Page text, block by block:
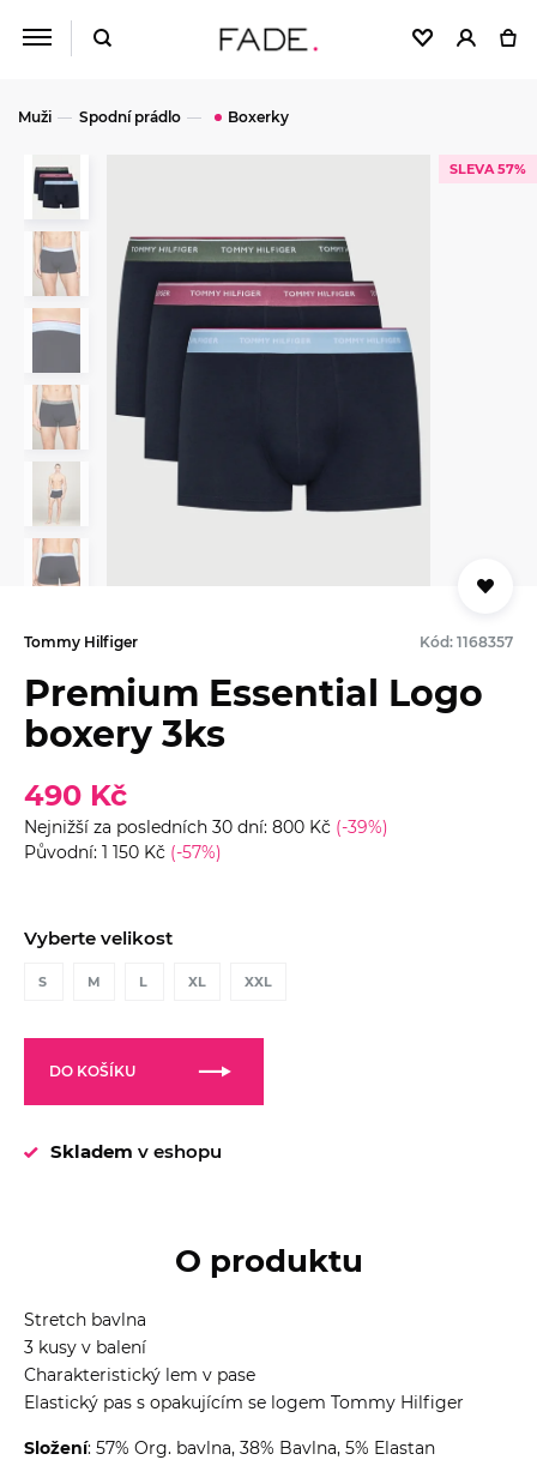
Muži Spodní prádlo Boxerky
SLEVA 57%
Tommy Hilfiger Kód: 1168357
Premium Essential Logo
boxery 3ks
490 Kč
Nejnižší za posledních 30 dní: 800 Kč (-39%)
Původní: 1 150 Kč (-57%)
Vyberte velikost
S M L XL XXL
DO KOŠÍKU
Skladem v eshopu
O produktu
Stretch bavlna
3 kusy v balení
Charakteristický lem v pase
Elastický pas s opakujícím se logem Tommy Hilfiger
Složení: 57% Org. bavlna, 38% Bavlna, 5% Elastan